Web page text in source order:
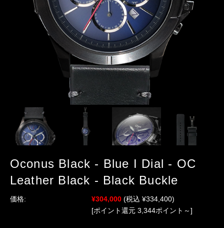
Oconus Black - Blue I Dial - OC
Leather Black - Black Buckle
価格: ¥304,000 (税込 ¥334,400)
[ポイント還元 3,344ポイント～]